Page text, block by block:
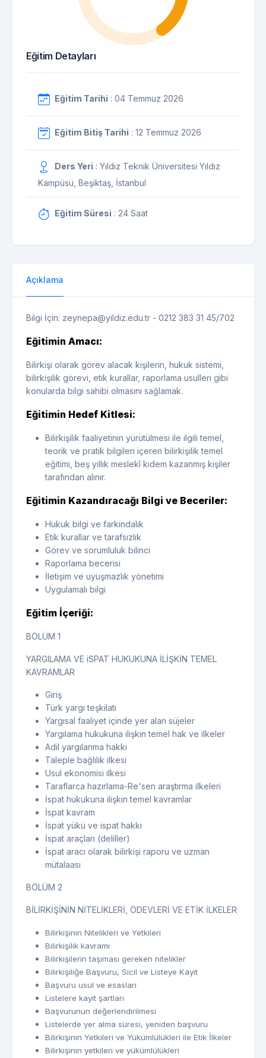
Eğitim Detayları
Eğitim Tarihi : 04 Temmuz 2026
Eğitim Bitiş Tarihi : 12 Temmuz 2026
Ders Yeri : Yıldız Teknik Üniversitesi Yıldız
Kampüsü, Beşiktaş, İstanbul
Eğitim Süresi : 24 Saat
Açıklama
Bilgi İçin: zeynepa@yildiz.edu.tr - 0212 383 31 45/702
Eğitimin Amacı:
Bilirkişi olarak görev alacak kişilerin, hukuk sistemi,
bilirkişilik görevi, etik kurallar, raporlama usulleri gibi
konularda bilgi sahibi olmasını sağlamak.
Eğitimin Hedef Kitlesi:
Bilirkişilik faaliyetinin yürütülmesi ile ilgili temel,
teorik ve pratik bilgileri içeren bilirkişilik temel
eğitimi, beş yıllık meslekî kıdem kazanmış kişiler
tarafından alınır.
Eğitimin Kazandıracağı Bilgi ve Beceriler:
Hukuk bilgi ve farkındalık
Etik kurallar ve tarafsızlık
Görev ve sorumluluk bilinci
Raporlama becerisi
İletişim ve uyuşmazlık yönetimi
Uygulamalı bilgi
Eğitim İçeriği:
BÖLÜM 1
YARGILAMA VE iSPAT HUKUKUNA İLİŞKİN TEMEL
KAVRAMLAR
Giriş
Türk yargı teşkilatı
Yargısal faaliyet içinde yer alan süjeler
Yargılama hukukuna ilişkin temel hak ve ilkeler
Adil yargılanma hakkı
Taleple bağlılık ilkesi
Usul ekonomisi ilkesi
Taraflarca hazırlama-Re'sen araştırma ilkeleri
İspat hukukuna ilişkin temel kavramlar
İspat kavram
İspat yükü ve ispat hakkı
İspat araçları (deliller)
İspat aracı olarak bilirkişi raporu ve uzman
mütalaası
BÖLÜM 2
BİLİRKİŞİNİN NİTELİKLERİ, ÖDEVLERİ VE ETİK İLKELER
Bilirkişinin Nitelikleri ve Yetkileri
Bilirkişilik kavramı
Bilirkişilerin taşıması gereken nitelikler
Bilirkişiliğe Başvuru, Sicil ve Listeye Kayıt
Başvuru usul ve esasları
Listelere kayıt şartları
Başvurunun değerlendirilmesi
Listelerde yer alma süresi, yeniden başvuru
Bilirkişinin Yetkileri ve Yükümlülükleri ile Etik İlkeler
Bilirkişinin yetkileri ve yükümlülükleri